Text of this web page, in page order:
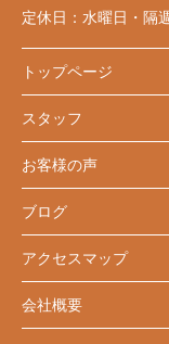
定休日： 水曜日・隔
トップページ
スタッフ
お客様の声
ブログ
アクセスマップ
会社概要